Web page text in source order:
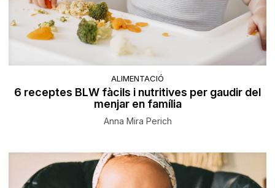
ALIMENTACIÓ
6 receptes BLW fàcils i nutritives per gaudir del
menjar en família
Anna Mira Perich